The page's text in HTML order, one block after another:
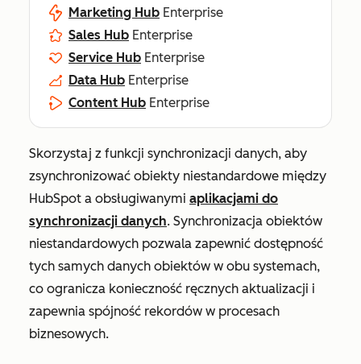
Marketing Hub Enterprise
Sales Hub Enterprise
Service Hub Enterprise
Data Hub Enterprise
Content Hub Enterprise
Skorzystaj z funkcji synchronizacji danych, aby
zsynchronizować obiekty niestandardowe między
HubSpot a obsługiwanymi aplikacjami do
synchronizacji danych. Synchronizacja obiektów
niestandardowych pozwala zapewnić dostępność
tych samych danych obiektów w obu systemach,
co ogranicza konieczność ręcznych aktualizacji i
zapewnia spójność rekordów w procesach
biznesowych.